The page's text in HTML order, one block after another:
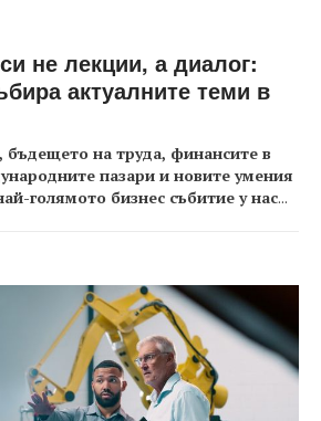
не лекции, а диалог:
актуалните теми в
бъдещето на труда, финансите в
пазари и новите умения
голямото бизнес събитие у нас...